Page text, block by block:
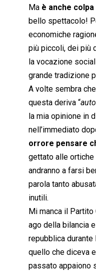
Ma è anche
bello spettacolo!
economiche
più piccoli, dei più
la vocazione
grande tradizione
A volte sembra
questa deriva “
la mia opinione in
nell’immediato
orrore pensare
gettato alle ortiche
andranno a farsi
parola tanto
inutili.
Mi manca il
ago della bilancia
repubblica
quello che diceva
passato appaiono